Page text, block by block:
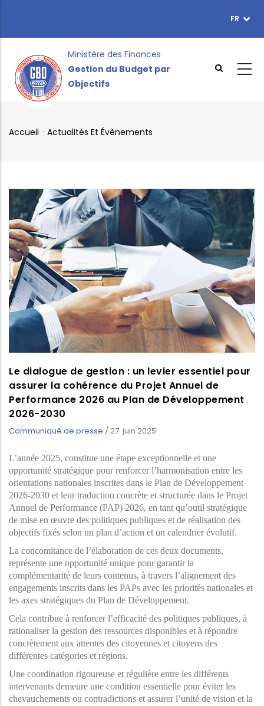
contenu
FR
Ministère des Finances
Gestion du Budget par
Objectifs
Accueil -Actualités Et Évènements
Le dialogue de gestion : un levier essentiel pour
assurer la cohérence du Projet Annuel de
Performance 2026 au Plan de Développement
2026-2030
Communiqué de presse / 27. juin 2025
L’année 2025, constitue une étape exceptionnelle et une
opportunité stratégique pour renforcer l’harmonisation entre les
orientations nationales inscrites dans le Plan de Développement
2026-2030 et leur traduction concrète et structurée dans le Projet
Annuel de Performance (PAP) 2026, en tant qu’outil stratégique
de mise en œuvre des politiques publiques et de réalisation des
objectifs fixés selon un plan d’action et un calendrier évolutif.
La concomitance de l’élaboration de ces deux documents,
représente une opportunité unique pour garantir la
complémentarité de leurs contenus, à travers l’alignement des
engagements inscrits dans les PAPs avec les priorités nationales et
les axes stratégiques du Plan de Développement.
Cela contribue à renforcer l’efficacité des politiques publiques, à
rationaliser la gestion des ressources disponibles et à répondre
concrètement aux attentes des citoyennes et citoyens des
différentes catégories et régions.
Une coordination rigoureuse et régulière entre les différents
intervenants demeure une condition essentielle pour éviter les
chevauchements ou contradictions et assurer l’unité de vision et la